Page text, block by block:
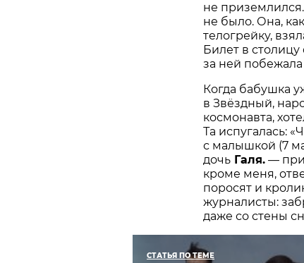
не
не было. Она,
телогрейку,
Билет в столицу
за ней
Когда бабушка
в Звёздный,
космонавта,
Та испугалась:
с малышкой (7
дочь Галя. —
кроме меня,
поросят и
журналисты:
даже со стены
СТАТЬЯ ПО ТЕМЕ